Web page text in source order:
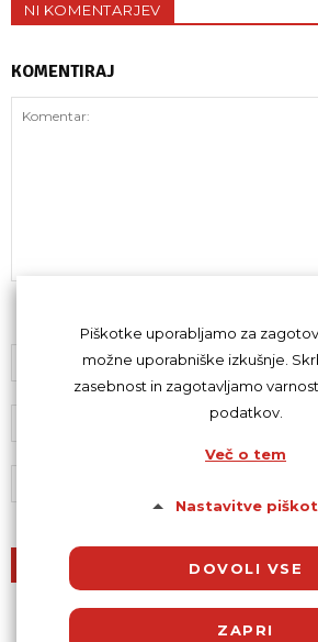
NI KOMENTARJEV
KOMENTIRAJ
Z oddajo komentarja se strinjaš s
Piškotke uporabljamo za
možne uporabniške izkušnje.
zasebnost in zagotavljamo
podatkov.
Več o tem
Nastavitve
DOVOLI VSE
ZAPRI